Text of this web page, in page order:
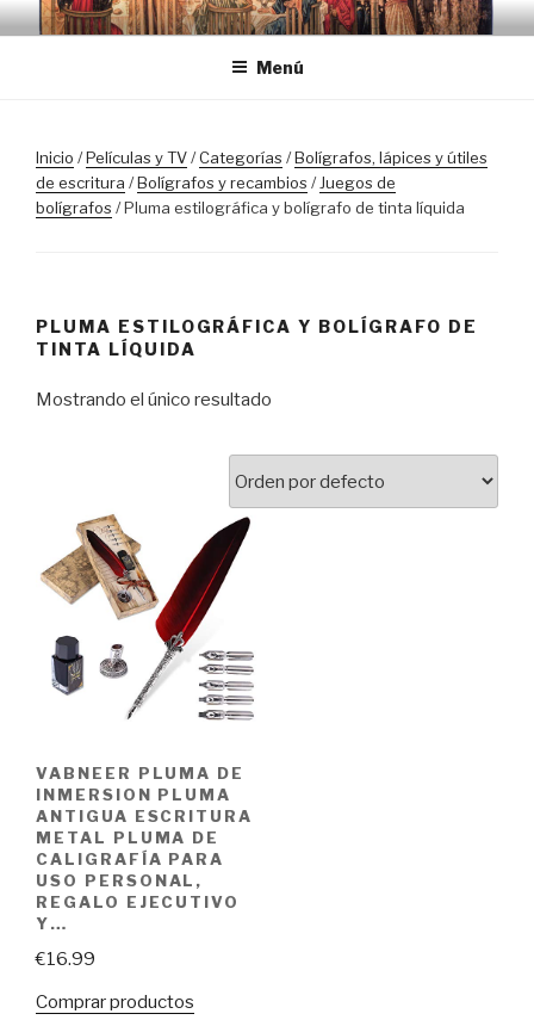
Saltar
al
Menú
Inicio /Películas y TV/Categorías /Bolígrafos, lápices y útiles
de escritura /Bolígrafos y recambios / Juegos de
bolígrafos / Pluma estilográfica y bolígrafo de tinta líquida
PLUMA ESTILOGRÁFICA Y BOLÍGRAFO DE
TINTA LÍQUIDA
Mostrando el único resultado
VABNEER PLUMA DE
INMERSION PLUMA
ANTIGUA ESCRITURA
METAL PLUMA DE
CALIGRAFÍA PARA
USO PERSONAL,
REGALO EJECUTIVO
Y…
€16.99
Comprar productos